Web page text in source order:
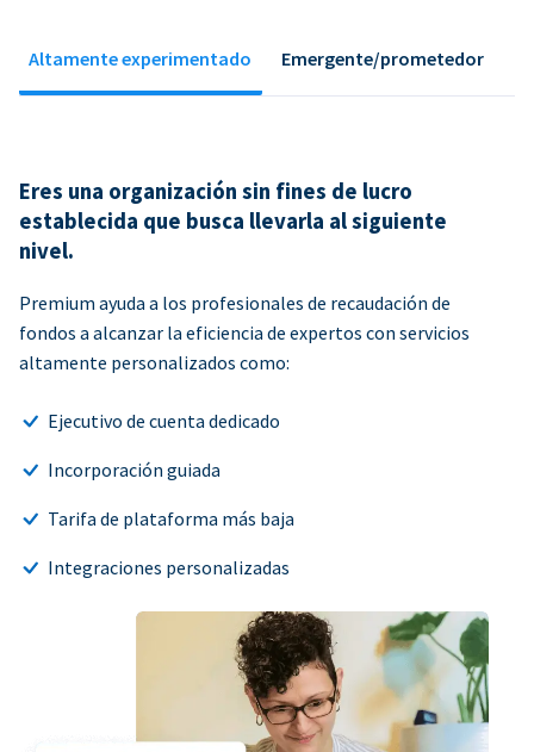
Altamente experimentado Emergente/prometedor
Eres una organización sin fines de lucro
establecida que busca llevarla al siguiente
nivel.
Premium ayuda a los profesionales de recaudación de
fondos a alcanzar la eficiencia de expertos con servicios
altamente personalizados como:
Ejecutivo de cuenta dedicado
Incorporación guiada
Tarifa de plataforma más baja
Integraciones personalizadas